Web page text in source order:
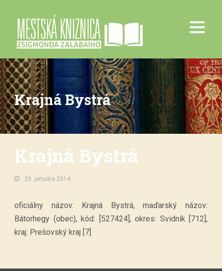
Krajná Bystrá
Krajná Bystrá
29. januára 2014.
oficiálny názov: Krajná Bystrá, maďarský názov:
Bátorhegy (obec), kód: [527424], okres: Svidník [712],
kraj: Prešovský kraj [7]